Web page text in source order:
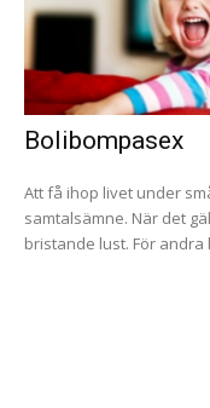
Bolibompasex
Att få ihop livet under
samtalsämne. När det
bristande lust. För andra